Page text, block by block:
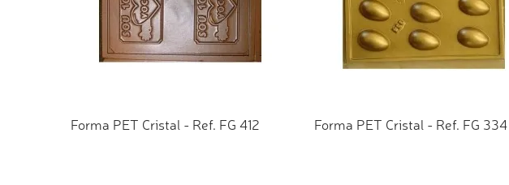
Forma PET Cristal - Ref. FG 412 Forma PET Cristal - Ref. FG 334